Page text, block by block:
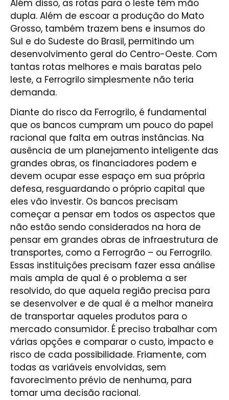
Além disso, as rotas para o leste têm mão
dupla. Além de escoar a produção do Mato
Grosso, também trazem bens e insumos do
Sul e do Sudeste do Brasil, permitindo um
desenvolvimento geral do Centro-Oeste. Com
tantas rotas melhores e mais baratas pelo
leste, a Ferrogrilo simplesmente não teria
demanda.
Diante do risco da Ferrogrilo, é fundamental
que os bancos cumpram um pouco do papel
racional que falta em outras instâncias. Na
ausência de um planejamento inteligente das
grandes obras, os financiadores podem e
devem ocupar esse espaço em sua própria
defesa, resguardando o próprio capital que
eles vão investir. Os bancos precisam
começar a pensar em todos os aspectos que
não estão sendo considerados na hora de
pensar em grandes obras de infraestrutura de
transportes, como a Ferrogrão – ou Ferrogrilo.
Essas instituições precisam fazer essa análise
mais ampla de qual é o problema a ser
resolvido, do que aquela região precisa para
se desenvolver e de qual é a melhor maneira
de transportar aqueles produtos para o
mercado consumidor. É preciso trabalhar com
várias opções e comparar o custo, impacto e
risco de cada possibilidade. Friamente, com
todas as variáveis envolvidas, sem
favorecimento prévio de nenhuma, para
tomar uma decisão racional.